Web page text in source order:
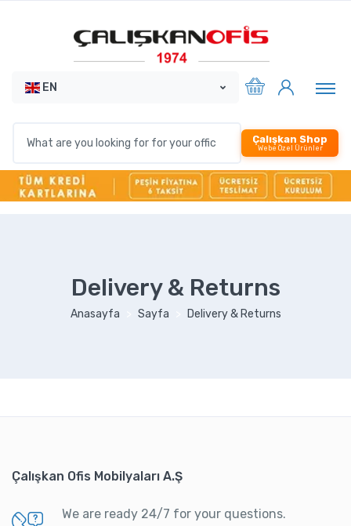
EN
Çalışkan Shop
Webe Özel Ürünler
Delivery & Returns
Anasayfa Sayfa Delivery & Returns
Çalışkan Ofis Mobilyaları A.Ş
We are ready 24/7 for your questions.